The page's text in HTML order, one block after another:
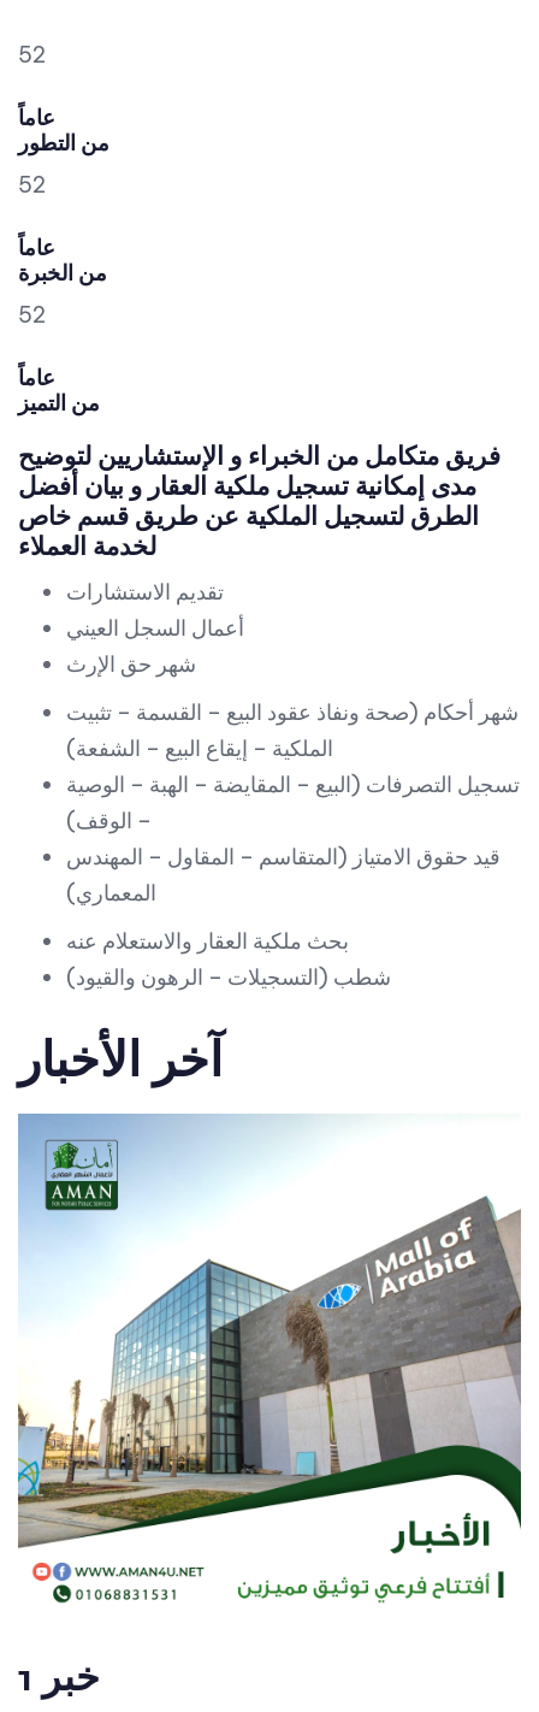
52
عاماً
من التطور
52
عاماً
من الخبرة
52
عاماً
من التميز
فريق متكامل من الخبراء و الإستشاريين لتوضيح
مدى إمكانية تسجيل ملكية العقار و بيان أفضل
الطرق لتسجيل الملكية عن طريق قسم خاص
لخدمة العملاء
تقديم الاستشارات
أعمال السجل العيني
شهر حق الإرث
شهر أحكام (صحة ونفاذ عقود البيع – القسمة – تثبيت
الملكية – إيقاع البيع – الشفعة)
تسجيل التصرفات (البيع – المقايضة – الهبة – الوصية
– الوقف)
قيد حقوق الامتياز (المتقاسم – المقاول – المهندس
المعماري)
بحث ملكية العقار والاستعلام عنه
شطب (التسجيلات – الرهون والقيود)
آخر الأخبار
خبر 1